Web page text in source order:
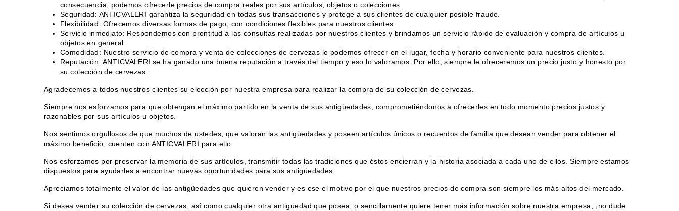
consecuencia, podemos ofrecerle precios de compra reales por sus artículos, objetos o colecciones.
Seguridad: ANTICVALERI garantiza la seguridad en todas sus transacciones y protege a sus clientes de cualquier posible fraude.
Flexibilidad: Ofrecemos diversas formas de pago, con condiciones flexibles para nuestros clientes.
Servicio inmediato: Respondemos con prontitud a las consultas realizadas por nuestros clientes y brindamos un servicio rápido de evaluación y compra de artículos u
objetos en general.
Comodidad: Nuestro servicio de compra y venta de colecciones de cervezas lo podemos ofrecer en el lugar, fecha y horario conveniente para nuestros clientes.
Reputación: ANTICVALERI se ha ganado una buena reputación a través del tiempo y eso lo valoramos. Por ello, siempre le ofreceremos un precio justo y honesto por
su colección de cervezas.
Agradecemos a todos nuestros clientes su elección por nuestra empresa para realizar la compra de su colección de cervezas.
Siempre nos esforzamos para que obtengan el máximo partido en la venta de sus antigüedades, comprometiéndonos a ofrecerles en todo momento precios justos y
razonables por sus artículos u objetos.
Nos sentimos orgullosos de que muchos de ustedes, que valoran las antigüedades y poseen artículos únicos o recuerdos de familia que desean vender para obtener el
máximo beneficio, cuenten con ANTICVALERI para ello.
Nos esforzamos por preservar la memoria de sus artículos, transmitir todas las tradiciones que éstos encierran y la historia asociada a cada uno de ellos. Siempre estamos
dispuestos para ayudarles a encontrar nuevas oportunidades para sus antigüedades.
Apreciamos totalmente el valor de las antigüedades que quieren vender y es ese el motivo por el que nuestros precios de compra son siempre los más altos del mercado.
Si desea vender su colección de cervezas, así como cualquier otra antigüedad que posea, o sencillamente quiere tener más información sobre nuestra empresa, ¡no dude